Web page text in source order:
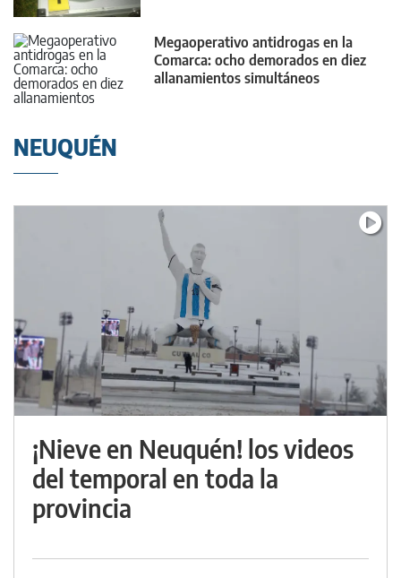
Megaoperativo antidrogas en la
Comarca: ocho demorados en diez
allanamientos simultáneos
NEUQUÉN
¡Nieve en Neuquén! los videos
del temporal en toda la
provincia